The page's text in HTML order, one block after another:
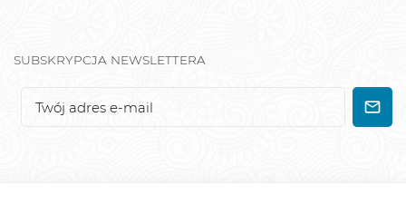
SUBSKRYPCJA NEWSLETTERA